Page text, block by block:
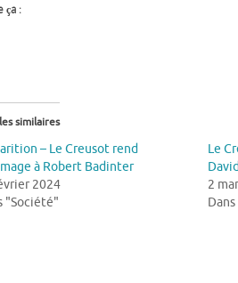
ça :
similaires
– Le Creusot rend
à Robert Badinter
2024
"Société"
Le
2